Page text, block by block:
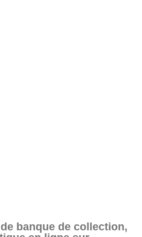
banque de collection,